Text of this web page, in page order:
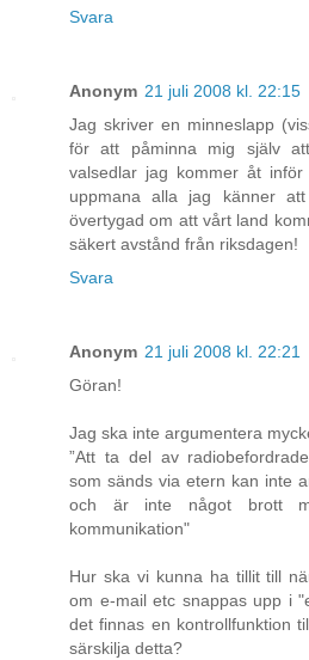
Svara
Anonym 21 juli 2008 kl. 22:15
Jag skriver en minneslapp
för att påminna mig själv
valsedlar jag kommer åt
uppmana alla jag känner
övertygad om att vårt land
säkert avstånd från riksdagen!
Svara
Anonym 21 juli 2008 kl. 22:21
Göran!
Jag ska inte argumentera
”Att ta del av
som sänds via etern kan inte
och är inte något brott
kommunikation"
Hur ska vi kunna ha tillit till
om e-mail etc snappas upp i
det finnas en kontrollfunktion
särskilja detta?